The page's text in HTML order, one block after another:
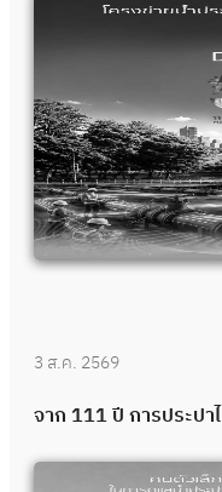
3 ส.ค. 2569
จาก 111 ปี การประป